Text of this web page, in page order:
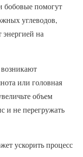
бобовые помогут
углеводов,
энергией на
или головная
объем
и не перегружать
ускорить процесс